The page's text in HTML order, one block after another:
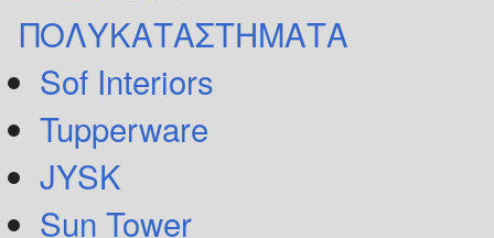
ΠΟΛΥΚΑΤΑΣΤΗΜΑΤΑ
Sof Interiors
Tupperware
JYSK
Sun Tower